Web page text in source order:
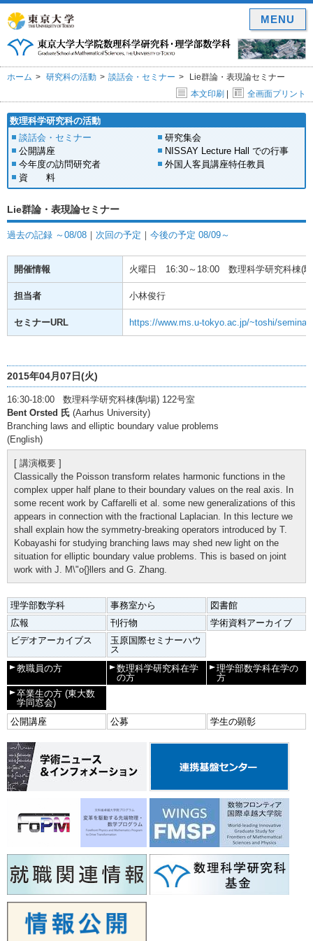
ホーム 研究科の活動 談話会・セミナー
Lie群論・表現論セミナー
本文印刷 | 全画面プリント
数理科学研究科の活動
談話会・セミナー
研究集会
公開講座
NISSAY Lecture Hall での行事
今年度の訪問研究者
外国人客員講座特任教員
資 料
Lie群論・表現論セミナー
過去の記録 ～08/08 ｜ 次回の予定 ｜ 今後の予定 08/09～
開催情報 火曜日 16:30～18:00 数理科学研究科棟(
担当者 小林俊行
セミナーURL https://www.ms.u-tokyo.ac.jp/~toshi/
2015年04月07日(火)
16:30-18:00 数理科学研究科棟(駒場) 122号室
Bent Orsted 氏 (Aarhus University)
Branching laws and elliptic boundary value problems
(English)
[ 講演概要 ]
Classically the Poisson transform relates harmonic functions in the
complex upper half plane to their boundary values on the real axis. In
some recent work by Caffarelli et al. some new generalizations of this
appears in connection with the fractional Laplacian. In this lecture we
shall explain how the symmetry-breaking operators introduced by T.
Kobayashi for studying branching laws may shed new light on the
situation for elliptic boundary value problems. This is based on joint
work with J. M\"o{}llers and G. Zhang.
理学部数学科 事務室から
図書館
広報
刊行物
学術資料アーカイブ
ビデオアーカイブス
玉原国際セミナーハウ
ス
教職員の方
数理科学研究科在学
の方
理学部数学科在学の
方
卒業生の方 (東大数
学同窓会)
公開講座
公募 学生の顕彰
MENU